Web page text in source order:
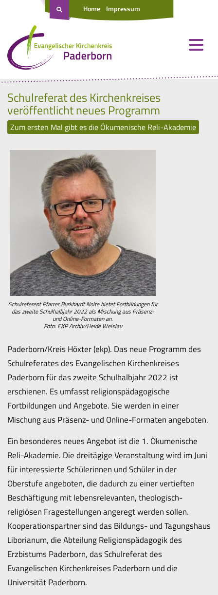
Home Impressum
Schulreferat des Kirchenkreises
veröffentlicht neues Programm
Zum ersten Mal gibt es die Ökumenische Reli-Akademie
Schulreferent Pfarrer Burkhardt Nolte bietet Fortbildungen für
das zweite Schulhalbjahr 2022 als Mischung aus Präsenz-
und Online-Formaten an.
Foto: EKP Archiv/Heide Welslau
Paderborn/Kreis Höxter (ekp). Das neue Programm des
Schulreferates des Evangelischen Kirchenkreises
Paderborn für das zweite Schulhalbjahr 2022 ist
erschienen. Es umfasst religionspädagogische
Fortbildungen und Angebote. Sie werden in einer
Mischung aus Präsenz- und Online-Formaten angeboten.
Ein besonderes neues Angebot ist die 1. Ökumenische
Reli-Akademie. Die dreitägige Veranstaltung wird im Juni
für interessierte Schülerinnen und Schüler in der
Oberstufe angeboten, die dadurch zu einer vertieften
Beschäftigung mit lebensrelevanten, theologisch-
religiösen Fragestellungen angeregt werden sollen.
Kooperationspartner sind das Bildungs- und Tagungshaus
Liborianum, die Abteilung Religionspädagogik des
Erzbistums Paderborn, das Schulreferat des
Evangelischen Kirchenkreises Paderborn und die
Universität Paderborn.